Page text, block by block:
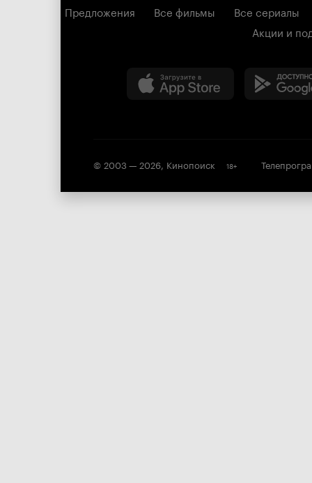
Предложения
Все фильмы
Все сериалы
Акции и
© 2003 — 2026, Кинопоиск 18+